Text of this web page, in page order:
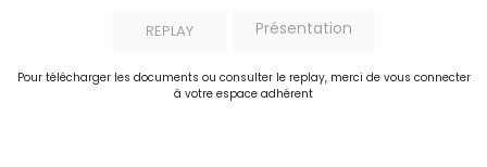
REPLAY Présentation
Pour télécharger les documents ou consulter le replay, merci de vous connecter
à votre espace adhérent